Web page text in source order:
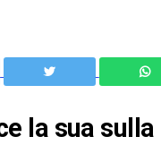
la sua